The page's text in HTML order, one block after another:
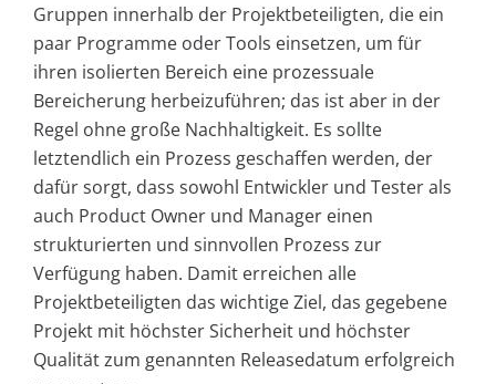
Gruppen innerhalb der Projektbeteiligten, die ein
paar Programme oder Tools einsetzen, um für
ihren isolierten Bereich eine prozessuale
Bereicherung herbeizuführen; das ist aber in der
Regel ohne große Nachhaltigkeit. Es sollte
letztendlich ein Prozess geschaffen werden, der
dafür sorgt, dass sowohl Entwickler und Tester als
auch Product Owner und Manager einen
strukturierten und sinnvollen Prozess zur
Verfügung haben. Damit erreichen alle
Projektbeteiligten das wichtige Ziel, das gegebene
Projekt mit höchster Sicherheit und höchster
Qualität zum genannten Releasedatum erfolgreich